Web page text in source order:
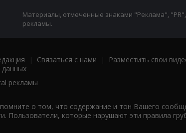
Материалы, отмеченные знаками "Реклама",
рекламы.
| Связаться с нами | Разместить свои
данных
рекламы
о том, что содержание и тон Вашего
Пользователи, которые нарушают эти правила